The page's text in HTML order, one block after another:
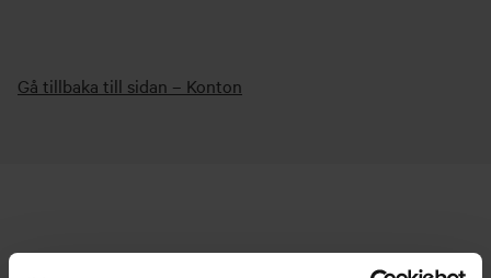
Gå tillbaka till sidan – Konton